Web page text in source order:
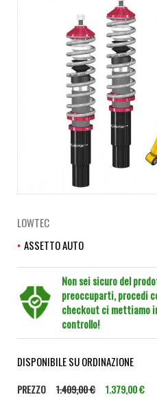
LOWTEC
ASSETTO AUTO
Non sei sicuro del
preoccuparti, procedi
checkout ci mettiamo
controllo!
DISPONIBILE SU ORDINAZIONE
PREZZO 1.409,00 € 1.379,00 €